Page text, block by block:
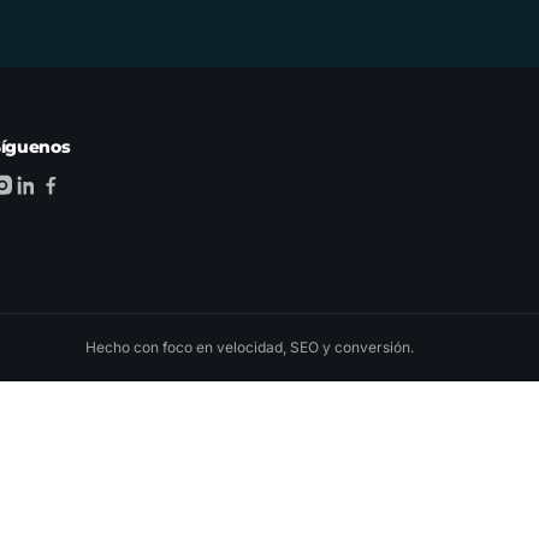
Hecho con foco en velocidad, SEO y conversión.